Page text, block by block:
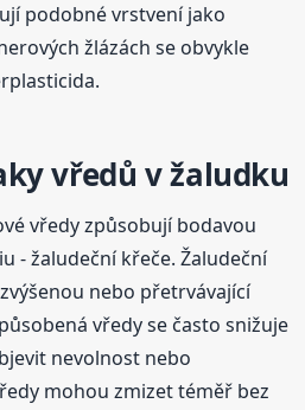
podobné vrstvení jako
žlázách se obvykle
vředů v žaludku
vředy způsobují bodavou
- žaludeční křeče. Žaludeční
nebo přetrvávající
vředy se často snižuje
nevolnost nebo
mohou zmizet téměř bez